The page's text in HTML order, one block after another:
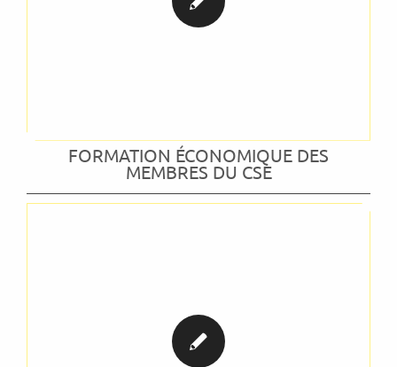
FORMATION ÉCONOMIQUE DES
MEMBRES DU CSE